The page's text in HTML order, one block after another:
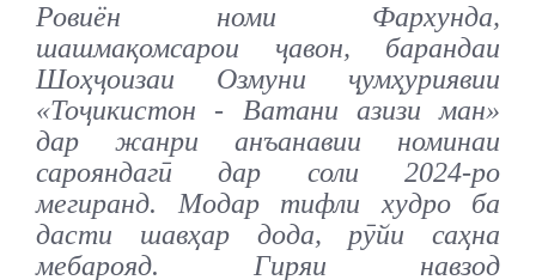
Ровиён номи Фархунда,
шашмақомсарои ҷавон, барандаи
Шоҳҷоизаи Озмуни ҷумҳуриявии
«Тоҷикистон - Ватани азизи ман»
дар жанри анъанавии номинаи
сарояндагӣ дар соли 2024-ро
мегиранд. Модар тифли худро ба
дасти шавҳар дода, рӯйи саҳна
мебарояд. Гиряи навзод